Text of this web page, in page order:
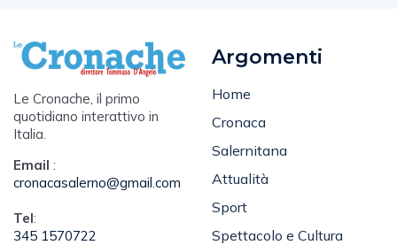
Le Cronache, il primo
quotidiano interattivo in
Italia.
Email :
cronacasalerno@gmail.com
Tel:
345 1570722
Argomenti
Home
Cronaca
Salernitana
Attualità
Sport
Spettacolo e Cultura